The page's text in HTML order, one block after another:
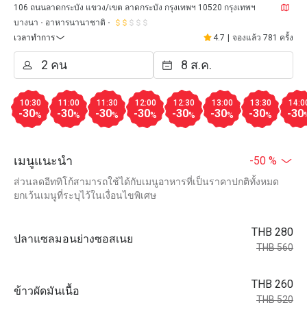
Suvarnabhumi)
106 ถนนลาดกระบัง แขวง/เขต ลาดกระบัง กรุงเทพฯ 10520 กรุงเทพฯ
บางนา
อาหารนานาชาติ
เวลาทำการ
4.7 จองแล้ว 781 ครั้ง
10:30
-30%
11:00
-30%
11:30
-30%
12:00
-30%
12:30
-30%
13:00
-30%
13:30
-30% -30
เมนูแนะนำ -50 %
ส่วนลดอีททิโก้สามารถใช้ได้กับเมนูอาหารที่เป็นราคาปกติทั้งหมด
ยกเว้นเมนูที่ระบุไว้ในเงื่อนไขพิเศษ
ปลาแซลมอนย่างซอสเนย
THB 280
THB 560
ข้าวผัดมันเนื้อ
THB 260
THB 520